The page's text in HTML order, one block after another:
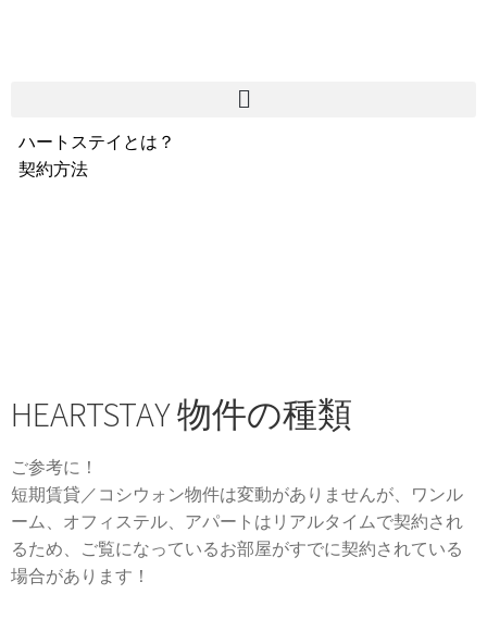
ハートステイとは？
契約方法
HEARTSTAY 物件の種類
ご参考に！
短期賃貸／コシウォン物件は変動がありませんが、ワンル
ーム、オフィステル、アパートはリアルタイムで契約され
るため、ご覧になっているお部屋がすでに契約されている
場合があります！